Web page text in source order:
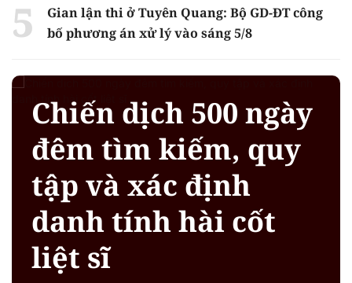
Gian lận thi ở Tuyên Quang: Bộ GD-ĐT công
bố phương án xử lý vào sáng 5/8
Chiến dịch 500 ngày
đêm tìm kiếm, quy
tập và xác định
danh tính hài cốt
liệt sĩ